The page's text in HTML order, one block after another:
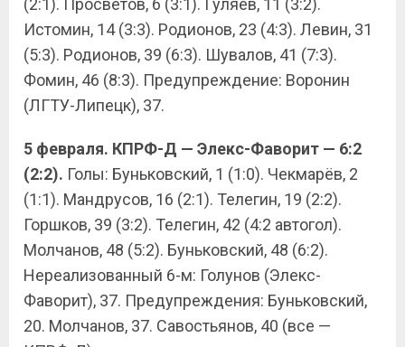
(2:1). Просветов, 6 (3:1). Гуляев, 11 (3:2).
Истомин, 14 (3:3). Родионов, 23 (4:3). Левин, 31
(5:3). Родионов, 39 (6:3). Шувалов, 41 (7:3).
Фомин, 46 (8:3). Предупреждение: Воронин
(ЛГТУ-Липецк), 37.
5 февраля. КПРФ-Д — Элекс-Фаворит — 6:2
(2:2). Голы: Буньковский, 1 (1:0). Чекмарёв, 2
(1:1). Мандрусов, 16 (2:1). Телегин, 19 (2:2).
Горшков, 39 (3:2). Телегин, 42 (4:2 автогол).
Молчанов, 48 (5:2). Буньковский, 48 (6:2).
Нереализованный 6-м: Голунов (Элекс-
Фаворит), 37. Предупреждения: Буньковский,
20. Молчанов, 37. Савостьянов, 40 (все —